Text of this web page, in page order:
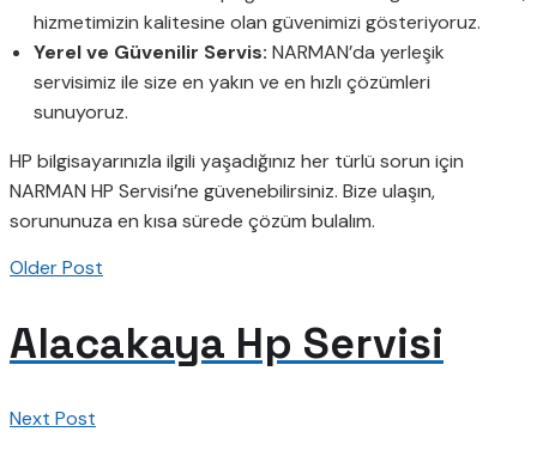
hizmetimizin kalitesine olan güvenimizi gösteriyoruz.
Yerel ve Güvenilir Servis: NARMAN’da yerleşik
servisimiz ile size en yakın ve en hızlı çözümleri
sunuyoruz.
HP bilgisayarınızla ilgili yaşadığınız her türlü sorun için
NARMAN HP Servisi’ne güvenebilirsiniz. Bize ulaşın,
sorununuza en kısa sürede çözüm bulalım.
Older Post
Alacakaya Hp Servisi
Next Post